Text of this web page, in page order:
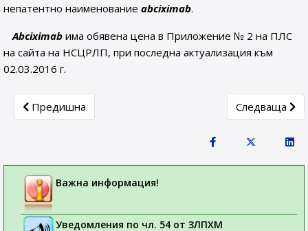
непатентно наименование abciximab.
Abciximab има обявена цена в Приложение № 2 на ПЛС
на сайта на НСЦРЛП, при последна актуализация към
02.03.2016 г.
Previous article: Монографии за вещества и препарати
Предишна Next article:
Следваща
Важна информация!
Уведомления по чл. 54 от ЗЛПХМ